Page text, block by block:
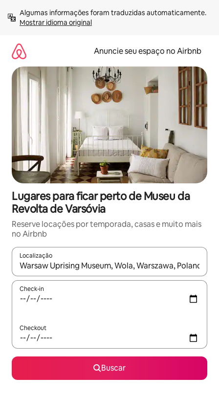
para
Mostrar idioma original
Anuncie seu espaço no Airbnb
Lugares para ficar perto de Museu da
Revolta de Varsóvia
Reserve locações por temporada, casas e muito mais
no Airbnb
Localização
Quando os resultados estiverem disponíveis, explore-os
Check-in
Checkout
Buscar